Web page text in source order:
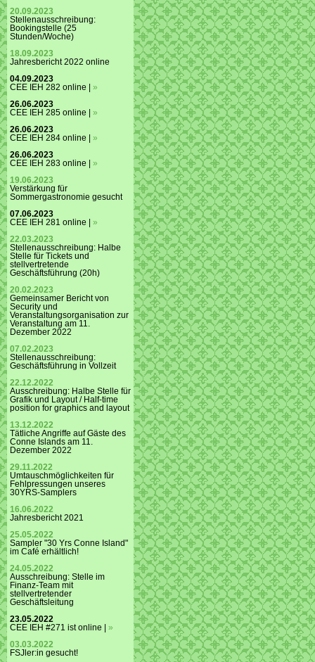
20.09.2023
Stellenausschreibung:
Bookingstelle (25
Stunden/Woche)
18.09.2023
Jahresbericht 2022 online
04.09.2023
CEE IEH 282 online | »
26.06.2023
CEE IEH 285 online | »
26.06.2023
CEE IEH 284 online | »
26.06.2023
CEE IEH 283 online | »
19.06.2023
Verstärkung für
Sommergastronomie gesucht
07.06.2023
CEE IEH 281 online | »
22.03.2023
Stellenausschreibung: Halbe
Stelle für Tickets und
stellvertretende
Geschäftsführung (20h)
20.02.2023
Gemeinsamer Bericht von
Security und
Veranstaltungsorganisation zur
Veranstaltung am 11.
Dezember 2022
07.02.2023
Stellenausschreibung:
Geschäftsführung in Vollzeit
22.12.2022
Ausschreibung: Halbe Stelle für
Grafik und Layout / Half-time
position for graphics and layout
13.12.2022
Tätliche Angriffe auf Gäste des
Conne Islands am 11.
Dezember 2022
29.11.2022
Umtauschmöglichkeiten für
Fehlpressungen unseres
30YRS-Samplers
16.06.2022
Jahresbericht 2021
25.05.2022
Sampler "30 Yrs Conne Island"
im Café erhältlich!
24.05.2022
Ausschreibung: Stelle im
Finanz-Team mit
stellvertretender
Geschäftsleitung
23.05.2022
CEE IEH #271 ist online | »
03.03.2022
FSJler:in gesucht!